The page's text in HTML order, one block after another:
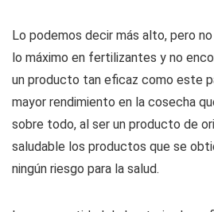
Lo podemos decir más alto, pero
lo máximo en fertilizantes y no
un producto tan eficaz como este
mayor rendimiento en la cosecha
sobre todo, al ser un producto de
saludable los productos que se
ningún riesgo para la salud.